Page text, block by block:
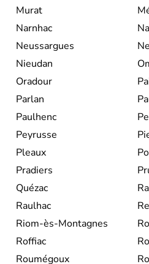
Murat
Narnhac
Neussargues
Nieudan
Oradour
Parlan
Paulhenc
Peyrusse
Pleaux
Pradiers
Quézac
Raulhac
Riom-ès-Montagnes
Roffiac
Roumégoux